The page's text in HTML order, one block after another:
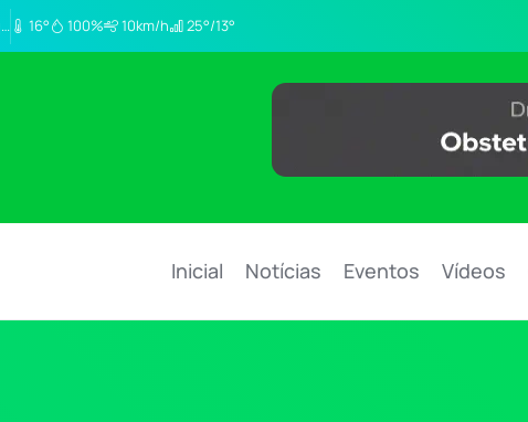
16° 100% 10km/h 25°/13°
Inicial Notícias Eventos Vídeos